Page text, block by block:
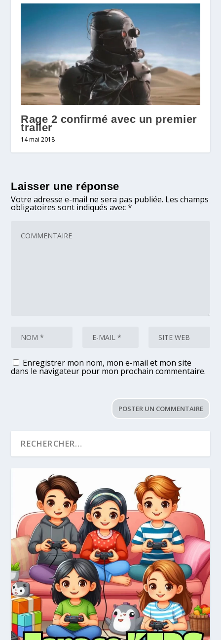
Rage 2 confirmé avec un premier
trailer
14 mai 2018
Laisser une réponse
Votre adresse e-mail ne sera pas publiée. Les champs
obligatoires sont indiqués avec*
Enregistrer mon nom, mon e-mail et mon site
dans le navigateur pour mon prochain commentaire.